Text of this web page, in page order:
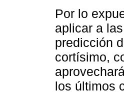
Por lo
aplicar a
predicción
cortísimo,
los últimos